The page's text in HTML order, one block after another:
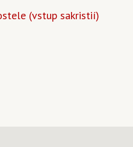
(vstup sakristií)